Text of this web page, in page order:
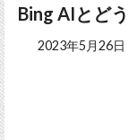
Bing AIとど
2023年5月26日